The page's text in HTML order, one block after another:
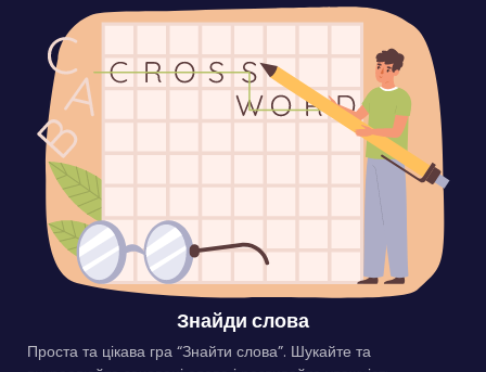
Знайди слова
Проста та цікава гра “Знайти слова”. Шукайте та